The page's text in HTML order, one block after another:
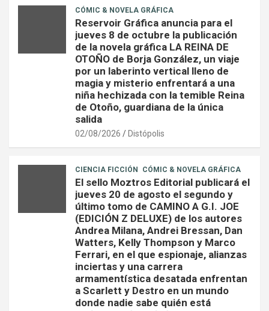
CÓMIC & NOVELA GRÁFICA
Reservoir Gráfica anuncia para el
jueves 8 de octubre la publicación
de la novela gráfica LA REINA DE
OTOÑO de Borja González, un viaje
por un laberinto vertical lleno de
magia y misterio enfrentará a una
niña hechizada con la temible Reina
de Otoño, guardiana de la única
salida
02/08/2026 Distópolis
CIENCIA FICCIÓN CÓMIC & NOVELA GRÁFICA
El sello Moztros Editorial publicará el
jueves 20 de agosto el segundo y
último tomo de CAMINO A G.I. JOE
(EDICIÓN Z DELUXE) de los autores
Andrea Milana, Andrei Bressan, Dan
Watters, Kelly Thompson y Marco
Ferrari, en el que espionaje, alianzas
inciertas y una carrera
armamentística desatada enfrentan
a Scarlett y Destro en un mundo
donde nadie sabe quién está